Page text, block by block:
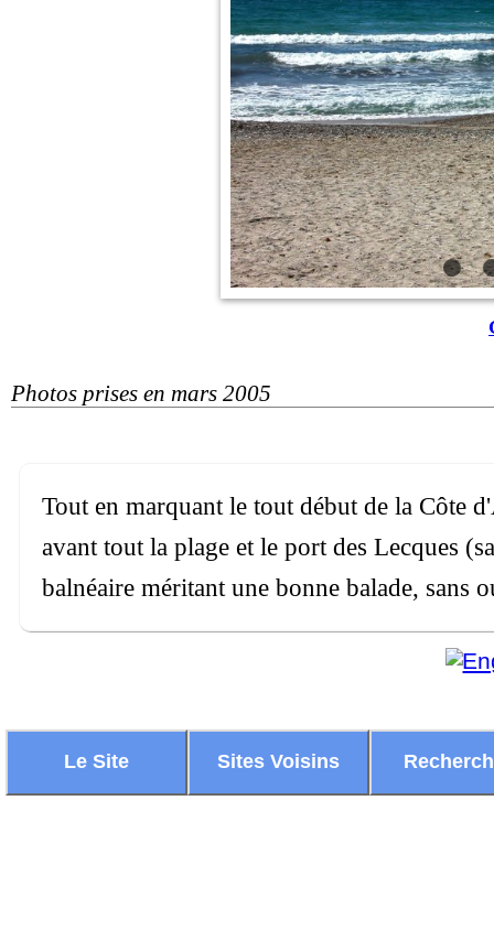
Photos prises en mars 2005
Tout en marquant le tout début de la Côte
avant tout la plage et le port des Lecques
balnéaire méritant une bonne balade, sans
Le Site Sites Voisins